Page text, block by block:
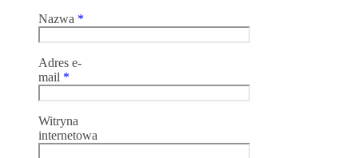
Nazwa *
Adres e-
mail *
Witryna
internetowa